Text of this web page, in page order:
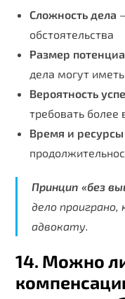
Сложность дела
обстоятельства
Размер
дела могут
Вероятность
требовать более
Время и ресурсы
Принцип «без
дело
адвокату.
14. Можно